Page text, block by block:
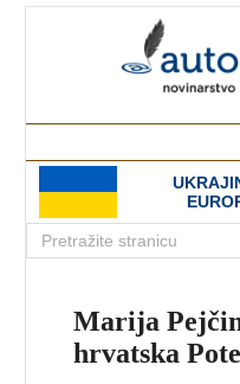
Marija
hrvatska